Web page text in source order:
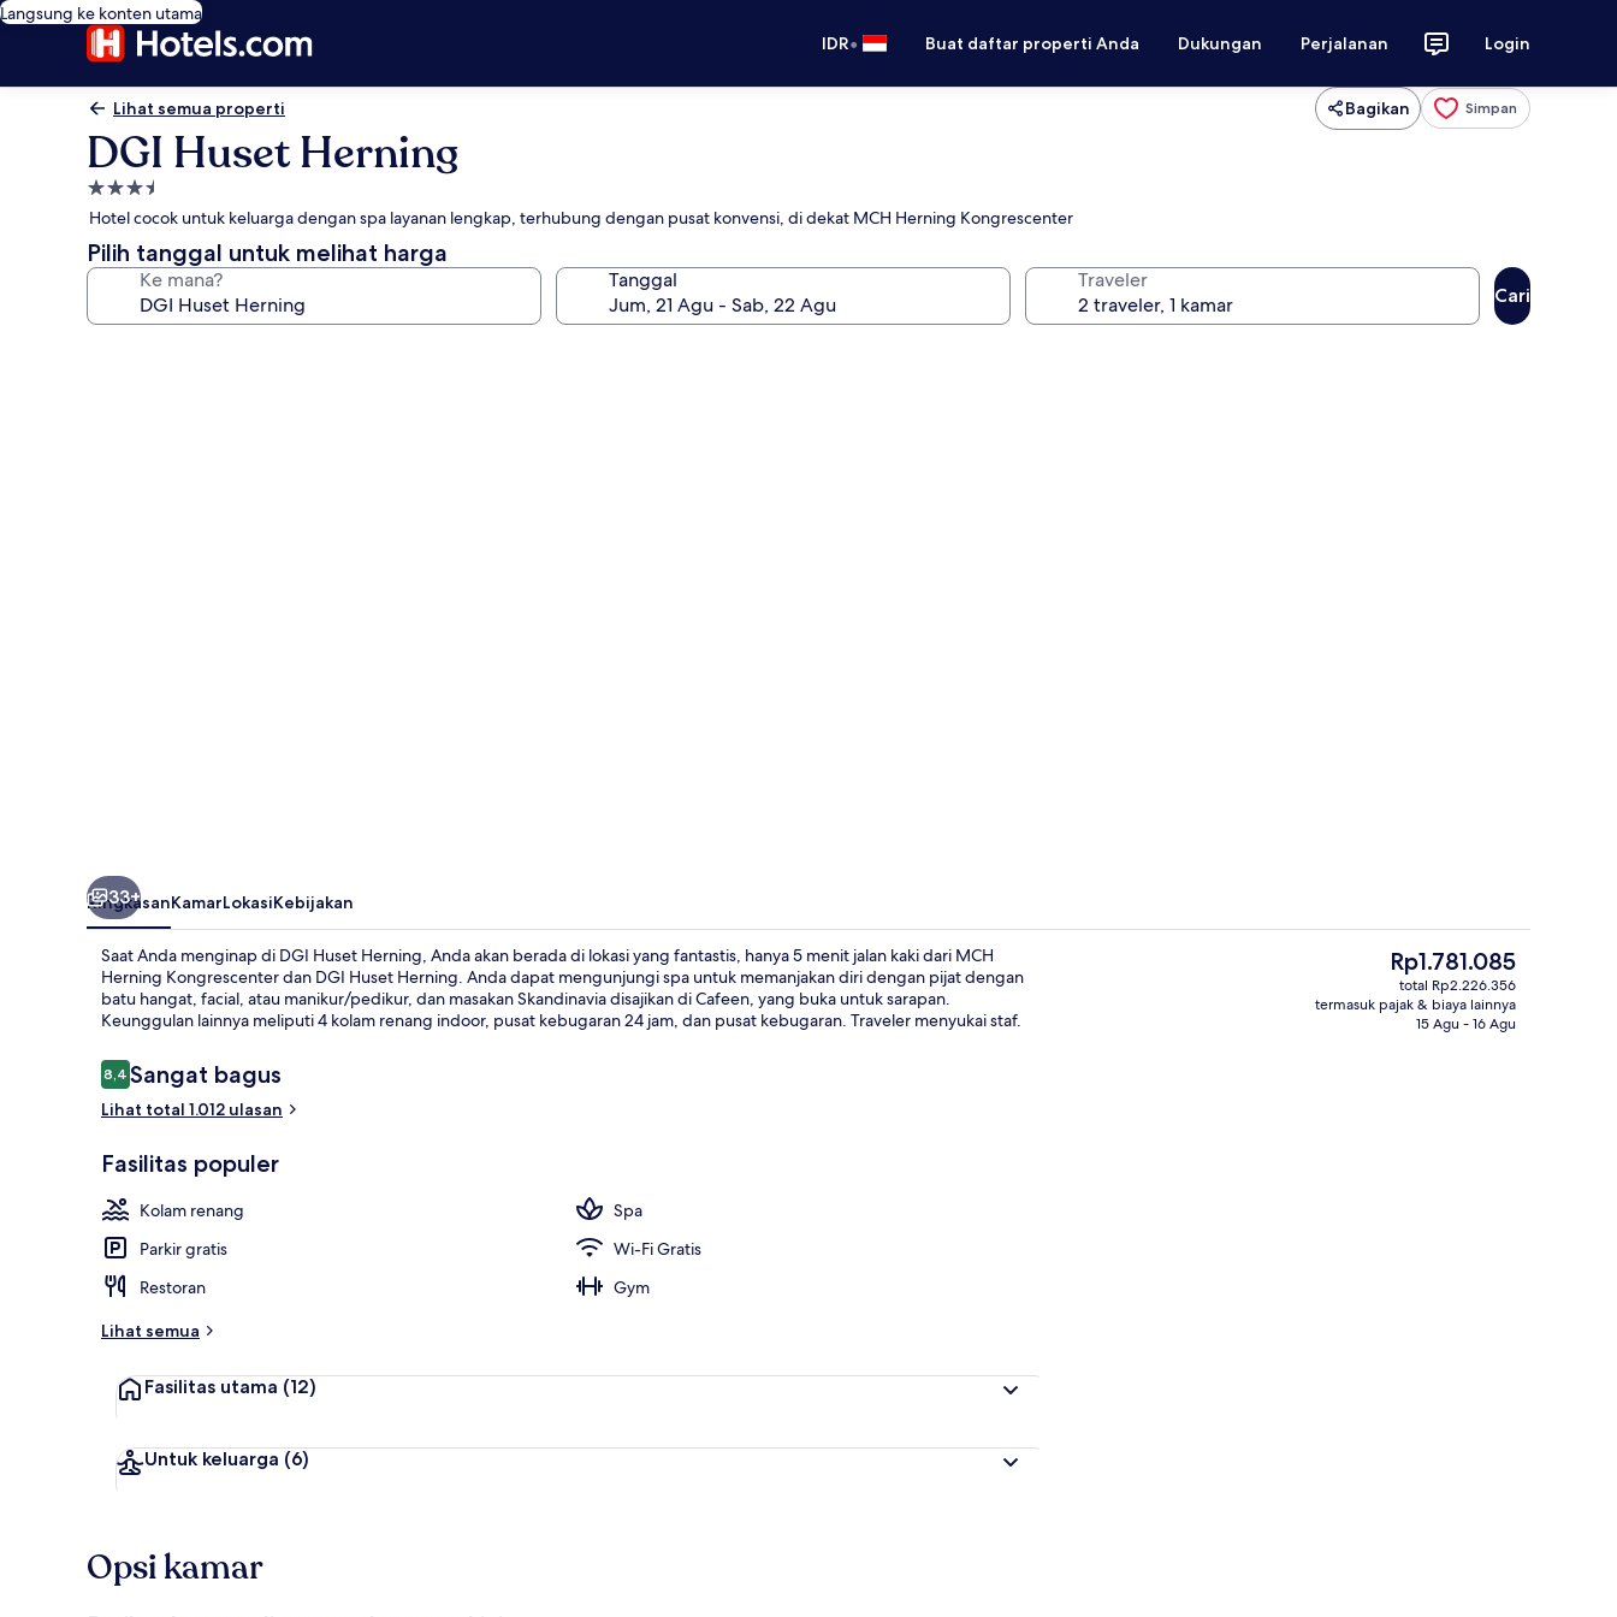
Langsung ke konten utama
IDR• Buat daftar properti Anda Dukungan Perjalanan Login
Lihat semua properti Bagikan Simpan
DGI Huset Herning
Properti
bintang
3.5
Hotel cocok untuk keluarga dengan spa layanan lengkap, terhubung dengan pusat konvensi, di dekat MCH Herning Kongrescenter
Pilih tanggal untuk melihat harga
Ke mana? Tanggal Traveler
Cari
Tangga Eksterior
33+
RingkasanKamarLokasiKebijakan
Saat Anda menginap di DGI Huset Herning, Anda akan berada di lokasi yang fantastis, hanya 5 menit jalan kaki dari MCH
Herning Kongrescenter dan DGI Huset Herning. Anda dapat mengunjungi spa untuk memanjakan diri dengan pijat dengan
batu hangat, facial, atau manikur/pedikur, dan masakan Skandinavia disajikan di Cafeen, yang buka untuk sarapan.
Keunggulan lainnya meliputi 4 kolam renang indoor, pusat kebugaran 24 jam, dan pusat kebugaran. Traveler menyukai staf.
Ulasan
8,48,4 dari 10
Sangat bagus
Lihat total 1.012 ulasan
Fasilitas populer
Kolam renang
Spa
Parkir gratis
Wi-Fi Gratis
Restoran
Gym
Lihat semua
Fasilitas utama (12)
Untuk keluarga (6)
Harga
saat
ini
Rp1.781.085
Rp1.781.085
total Rp2.226.356
termasuk pajak & biaya lainnya
15 Agu - 16 Agu
Opsi kamar